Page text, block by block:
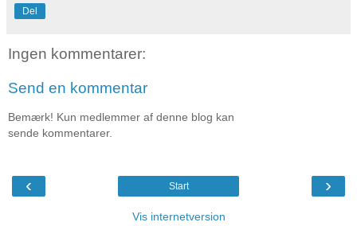
Del
Ingen kommentarer:
Send en kommentar
Bemærk! Kun medlemmer af denne blog kan
sende kommentarer.
‹ ›
Start
Vis internetversion